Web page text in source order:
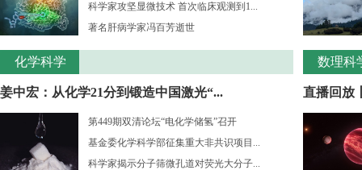
科学家攻坚显微技术 首次临床观测到1...
著名肝病学家冯百芳逝世
化学科学
姜中宏：从化学21分到锻造中国激光“...
第449期双清论坛“电化学储氢”召开
基金委化学科学部征集重大非共识项目...
科学家揭示分子筛微孔道对荧光大分子...
数理科
直播回放